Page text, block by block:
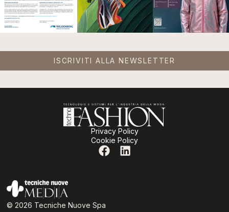
ISCRIVITI ALLA NEWSLETTER
Privacy Policy
Cookie Policy
© 2026 Tecniche Nuove Spa